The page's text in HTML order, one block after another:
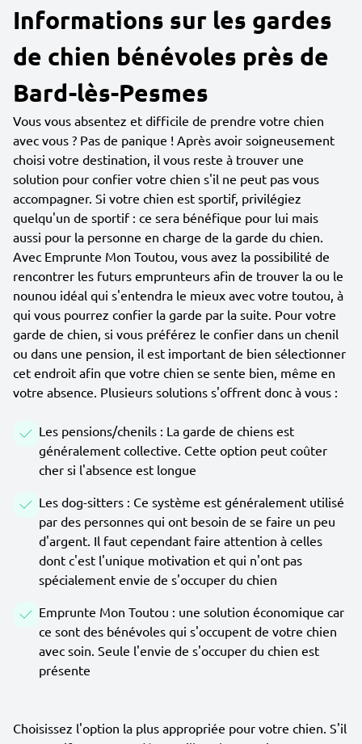
Informations sur les gardes
de chien bénévoles près de
Bard-lès-Pesmes
Vous vous absentez et difficile de prendre votre chien
avec vous ? Pas de panique ! Après avoir soigneusement
choisi votre destination, il vous reste à trouver une
solution pour confier votre chien s'il ne peut pas vous
accompagner. Si votre chien est sportif, privilégiez
quelqu'un de sportif : ce sera bénéfique pour lui mais
aussi pour la personne en charge de la garde du chien.
Avec Emprunte Mon Toutou, vous avez la possibilité de
rencontrer les futurs emprunteurs afin de trouver la ou le
nounou idéal qui s'entendra le mieux avec votre toutou, à
qui vous pourrez confier la garde par la suite. Pour votre
garde de chien, si vous préférez le confier dans un chenil
ou dans une pension, il est important de bien sélectionner
cet endroit afin que votre chien se sente bien, même en
votre absence. Plusieurs solutions s'offrent donc à vous :
Les pensions/chenils : La garde de chiens est
généralement collective. Cette option peut coûter
cher si l'absence est longue
Les dog-sitters : Ce système est généralement utilisé
par des personnes qui ont besoin de se faire un peu
d'argent. Il faut cependant faire attention à celles
dont c'est l'unique motivation et qui n'ont pas
spécialement envie de s'occuper du chien
Emprunte Mon Toutou : une solution économique car
ce sont des bénévoles qui s'occupent de votre chien
avec soin. Seule l'envie de s'occuper du chien est
présente
Choisissez l'option la plus appropriée pour votre chien. S'il